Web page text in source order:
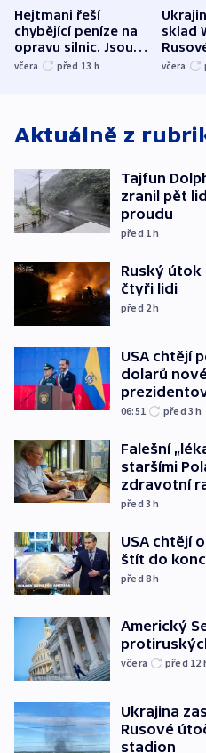
Hejtmani řeší
chybějící peníze na
opravu silnic. Jsou
nenárokové, namítá
včera před 13 h
sklad
trh,
včera
Aktuálně z
Tajfun
zranil pět
proudu
před 1h
Ruský útok
čtyři lidi
před 2h
USA chtějí
dolarů
06:51 před 3h
Falešní
staršími
zdravotní
před 3h
USA chtějí
štít do
před 8h
Americký
včera před 12
Ukrajina
Rusové
stadion